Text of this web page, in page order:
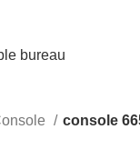
bureau
console